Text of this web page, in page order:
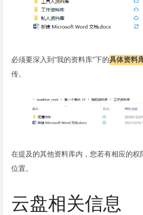
必须要深入到“我的资料库”下的具体资料
传。
在提及的其他资料库内，您若有相应的权
位置。
云盘相关信息